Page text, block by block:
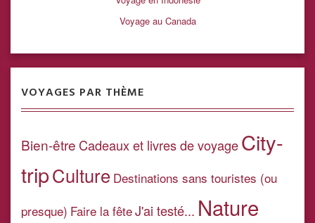
Voyage au Canada
VOYAGES PAR THÈME
Bien-être Cadeaux et livres de voyageCity-
tripCulture Destinations sans touristes (ou
presque) Faire la fêteJ'ai testé... Nature